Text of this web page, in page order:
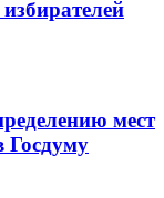
мест
Госдуму